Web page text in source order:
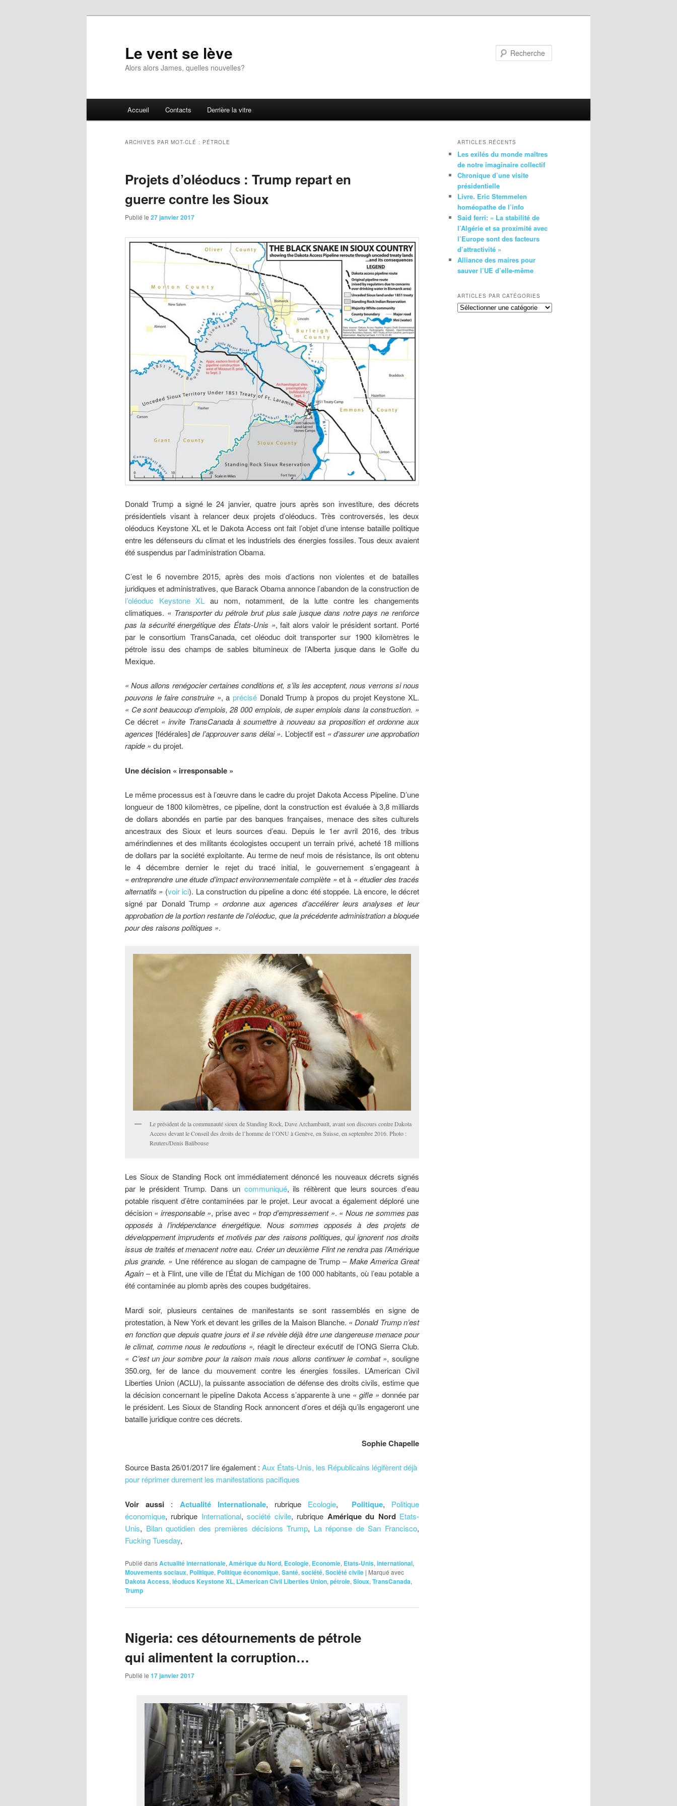
Le vent se lève
Alors alors James, quelles nouvelles?
Accueil Contacts Derrière la vitre
ARCHIVES PAR MOT-CLÉ : PÉTROLE
Projets d’oléoducs : Trump repart en
guerre contre les Sioux
Publié le 27 janvier 2017
Donald Trump a signé le 24 janvier, quatre jours après son investiture, des décrets
présidentiels visant à relancer deux projets d’oléoducs. Très controversés, les deux
oléoducs Keystone XL et le Dakota Access ont fait l’objet d’une intense bataille politique
entre les défenseurs du climat et les industriels des énergies fossiles. Tous deux avaient
été suspendus par l’administration Obama.
C’est le 6 novembre 2015, après des mois d’actions non violentes et de batailles
juridiques et administratives, que Barack Obama annonce l’abandon de la construction de
l’oléoduc Keystone XL au nom, notamment, de la lutte contre les changements
climatiques. « Transporter du pétrole brut plus sale jusque dans notre pays ne renforce
pas la sécurité énergétique des États-Unis », fait alors valoir le président sortant. Porté
par le consortium TransCanada, cet oléoduc doit transporter sur 1900 kilomètres le
pétrole issu des champs de sables bitumineux de l’Alberta jusque dans le Golfe du
Mexique.
« Nous allons renégocier certaines conditions et, s’ils les acceptent, nous verrons si nous
pouvons le faire construire », a préciséDonald Trump à propos du projet Keystone XL.
« Ce sont beaucoup d’emplois, 28 000 emplois, de super emplois dans la construction. »
Ce décret « invite TransCanada à soumettre à nouveau sa proposition et ordonne aux
agences [fédérales]de l’approuver sans délai ». L’objectif est « d’assurer une approbation
rapide » du projet.
Une décision « irresponsable »
Le même processus est à l’œuvre dans le cadre du projet Dakota Access Pipeline. D’une
longueur de 1800 kilomètres, ce pipeline, dont la construction est évaluée à 3,8 milliards
de dollars abondés en partie par des banques françaises, menace des sites culturels
ancestraux des Sioux et leurs sources d’eau. Depuis le 1er avril 2016, des tribus
amérindiennes et des militants écologistes occupent un terrain privé, acheté 18 millions
de dollars par la société exploitante. Au terme de neuf mois de résistance, ils ont obtenu
le 4 décembre dernier le rejet du tracé initial, le gouvernement s’engageant à
« entreprendre une étude d’impact environnementale complète » et à « étudier des tracés
alternatifs » (voir ici). La construction du pipeline a donc été stoppée. Là encore, le décret
signé par Donald Trump « ordonne aux agences d’accélérer leurs analyses et leur
approbation de la portion restante de l’oléoduc, que la précédente administration a bloquée
pour des raisons politiques ».
Le président de la communauté sioux de Standing Rock, Dave Archambault, avant son discours contre Dakota
Access devant le Conseil des droits de l’homme de l’ONU à Genève, en Suisse, en septembre 2016. Photo :
Reuters/Denis Balibouse
Les Sioux de Standing Rock ont immédiatement dénoncé les nouveaux décrets signés
par le président Trump. Dans un communiqué, ils réitèrent que leurs sources d’eau
potable risquent d’être contaminées par le projet. Leur avocat a également déploré une
décision « irresponsable », prise avec « trop d’empressement ». « Nous ne sommes pas
opposés à l’indépendance énergétique. Nous sommes opposés à des projets de
développement imprudents et motivés par des raisons politiques, qui ignorent nos droits
issus de traités et menacent notre eau. Créer un deuxième Flint ne rendra pas l’Amérique
plus grande. » Une référence au slogan de campagne de Trump – Make America Great
Again – et à Flint, une ville de l’État du Michigan de 100 000 habitants, où l’eau potable a
été contaminée au plomb après des coupes budgétaires.
Mardi soir, plusieurs centaines de manifestants se sont rassemblés en signe de
protestation, à New York et devant les grilles de la Maison Blanche. « Donald Trump n’est
en fonction que depuis quatre jours et il se révèle déjà être une dangereuse menace pour
le climat, comme nous le redoutions », réagit le directeur exécutif de l’ONG Sierra Club.
« C’est un jour sombre pour la raison mais nous allons continuer le combat », souligne
350.org, fer de lance du mouvement contre les énergies fossiles. L’American Civil
Liberties Union (ACLU), la puissante association de défense des droits civils, estime que
la décision concernant le pipeline Dakota Access s’apparente à une « gifle » donnée par
le président. Les Sioux de Standing Rock annoncent d’ores et déjà qu’ils engageront une
bataille juridique contre ces décrets.
Sophie Chapelle
Source Basta 26/01/2017 lire également : Aux États-Unis, les Républicains légifèrent déjà
pour réprimer durement les manifestations pacifiques
Voir aussi : Actualité Internationale, rubrique Ecologie, Politique, Politique
économique, rubrique International,société civile, rubrique Amérique du Nord Etats-
Unis, Bilan quotidien des premières décisions Trump, La réponse de San Francisco,
Fucking Tuesday,
Publié dansActualité internationale, Amérique du Nord, Ecologie, Economie, Etats-Unis, international,
Mouvements sociaux, Politique, Politique économique, Santé, société, Société civile | Marqué avec
Dakota Access, léoducs Keystone XL, L’American Civil Liberties Union, pétrole, Sioux, TransCanada,
Trump
Nigeria: ces détournements de pétrole
qui alimentent la corruption…
Publié le 17 janvier 2017
ARTICLES RÉCENTS
Les exilés du monde maîtres
de notre imaginaire collectif
Chronique d’une visite
présidentielle
Livre. Eric Stemmelen
homéopathe de l’info
Said ferri: « La stabilité de
l’Algérie et sa proximité avec
l’Europe sont des facteurs
d’attractivité »
Alliance des maires pour
sauver l’UE d’elle-même
ARTICLES PAR CATÉGORIES
Articles